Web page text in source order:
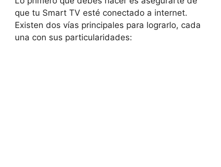
que tu Smart TV esté conectado a internet.
Existen dos vías principales para lograrlo, cada
una con sus particularidades: